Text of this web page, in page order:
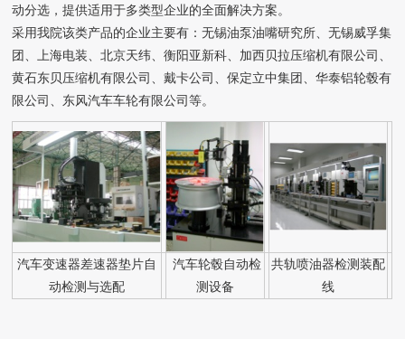
动分选，提供适用于多类型企业的全面解决方案。
采用我院该类产品的企业主要有：无锡油泵油嘴研究所、无锡威孚集
团、上海电装、北京天纬、衡阳亚新科、加西贝拉压缩机有限公司、
黄石东贝压缩机有限公司、戴卡公司、保定立中集团、华泰铝轮毂有
限公司、东风汽车车轮有限公司等。
汽车变速器差速器垫片自
动检测与选配
汽车轮毂自动检
测设备
共轨喷油器检测装配
线